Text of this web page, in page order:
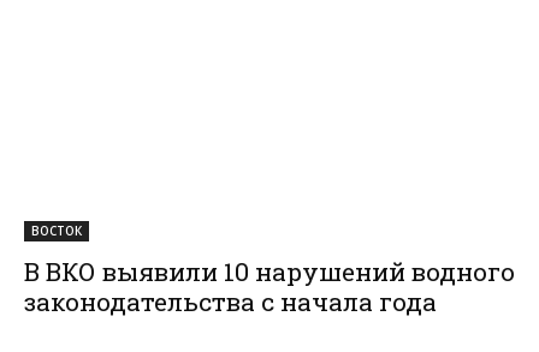
ВОСТОК
В ВКО выявили 10 нарушений водного
законодательства с начала года